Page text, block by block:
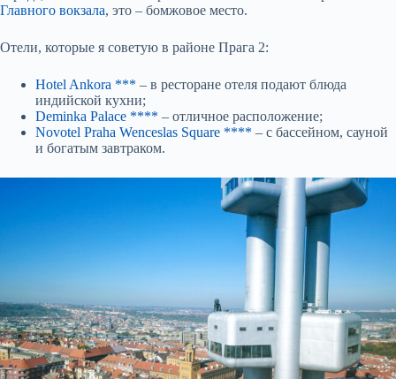
Главного вокзала, это – бомжовое место.
Отели, которые я советую в районе Прага 2:
Hotel Ankora *** – в ресторане отеля подают блюда
индийской кухни;
Deminka Palace **** – отличное расположение;
Novotel Praha Wenceslas Square **** – с бассейном, сауной
и богатым завтраком.